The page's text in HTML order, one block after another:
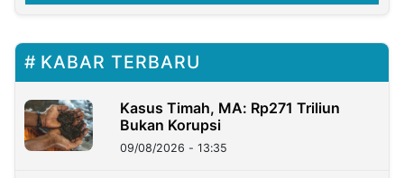
KABAR TERBARU
Kasus Timah, MA: Rp271 Triliun
Bukan Korupsi
09/08/2026 - 13:35